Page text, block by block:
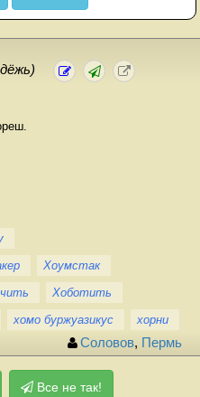
Хоумстак
Хоботить
хомо буржуазикус хорни
Соловов, Пермь
Все не так!